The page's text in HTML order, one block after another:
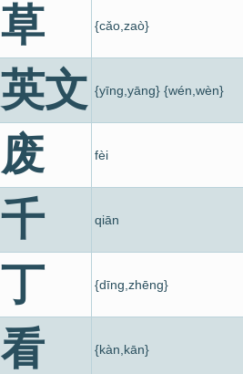
草 {cǎo,zaò}
英文 {yīng,yāng} {wén,wèn}
废 fèi
千 qiān
丁 {dīng,zhēng}
看 {kàn,kān}